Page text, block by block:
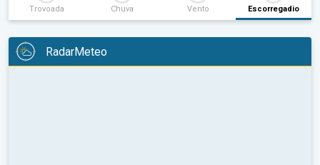
Trovoada Chuva Vento Escorregadio
RadarMeteo